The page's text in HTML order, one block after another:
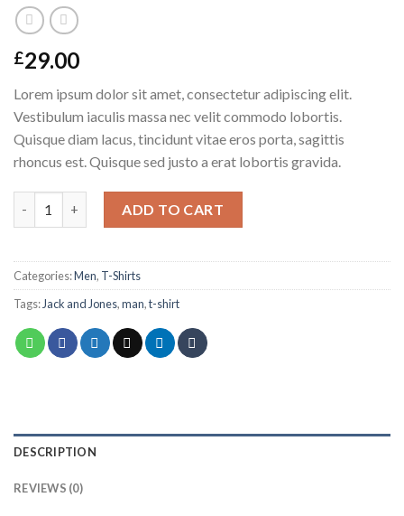
£29.00
Lorem ipsum dolor sit amet, consectetur adipiscing elit.
Vestibulum iaculis massa nec velit commodo lobortis.
Quisque diam lacus, tincidunt vitae eros porta, sagittis
rhoncus est. Quisque sed justo a erat lobortis gravida.
ADD TO CART
Categories:Men, T-Shirts
Tags: Jack and Jones,man,t-shirt
DESCRIPTION
REVIEWS (0)